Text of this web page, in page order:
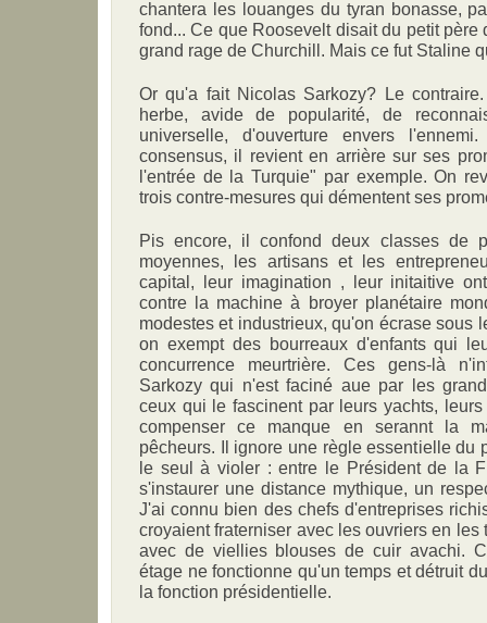
chantera les louanges du tyran bonasse,
fond... Ce que Roosevelt disait du petit
grand rage de Churchill. Mais ce fut Staline
Or qu'a fait Nicolas Sarkozy? Le
herbe, avide de popularité, de
universelle, d'ouverture envers
consensus, il revient en arrière sur ses
l'entrée de la Turquie" par exemple. On
trois contre-mesures qui démentent ses
Pis encore, il confond deux classes de
moyennes, les artisans et les
capital, leur imagination , leur initaitive
contre la machine à broyer planétaire
modestes et industrieux, qu'on écrase sous
on exempt des bourreaux d'enfants qui
concurrence meurtrière. Ces gens-là
Sarkozy qui n'est faciné aue par les
ceux qui le fascinent par leurs yachts,
compenser ce manque en serannt la
pêcheurs. Il ignore une règle essentielle du
le seul à violer : entre le Président de la
s'instaurer une distance mythique, un
J'ai connu bien des chefs d'entreprises
croyaient fraterniser avec les ouvriers en les
avec de viellies blouses de cuir avachi.
étage ne fonctionne qu'un temps et détruit
la fonction présidentielle.